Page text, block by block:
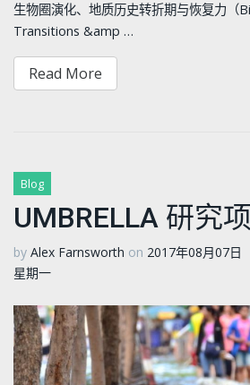
生物圈演化、地质历史转折期与恢复力（
Transitions &amp …
Read More
Blog
UMBRELLA 研究
by Alex Farnsworth on 2017年08月07日
星期一